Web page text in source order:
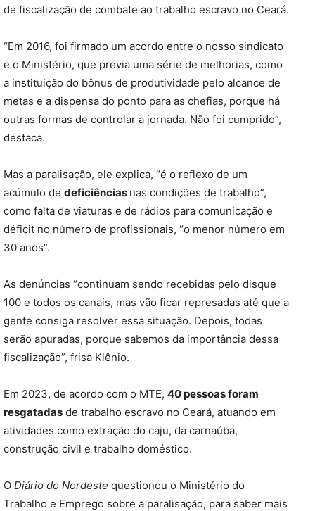
de fiscalização de combate ao trabalho escravo no Ceará.
“Em 2016, foi firmado um acordo entre o nosso sindicato
e o Ministério, que previa uma série de melhorias, como
a instituição do bônus de produtividade pelo alcance de
metas e a dispensa do ponto para as chefias, porque há
outras formas de controlar a jornada. Não foi cumprido”,
destaca.
Mas a paralisação, ele explica, “é o reflexo de um
acúmulo de deficiências nas condições de trabalho”,
como falta de viaturas e de rádios para comunicação e
déficit no número de profissionais, “o menor número em
30 anos”.
As denúncias “continuam sendo recebidas pelo disque
100 e todos os canais, mas vão ficar represadas até que a
gente consiga resolver essa situação. Depois, todas
serão apuradas, porque sabemos da importância dessa
fiscalização”, frisa Klênio.
Em 2023, de acordo com o MTE, 40 pessoas foram
resgatadas de trabalho escravo no Ceará, atuando em
atividades como extração do caju, da carnaúba,
construção civil e trabalho doméstico.
O Diário do Nordeste questionou o Ministério do
Trabalho e Emprego sobre a paralisação, para saber mais